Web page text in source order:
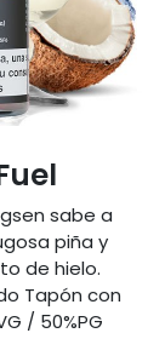
sabe a
piña y
de hielo.
Tapón con
/ 50%PG